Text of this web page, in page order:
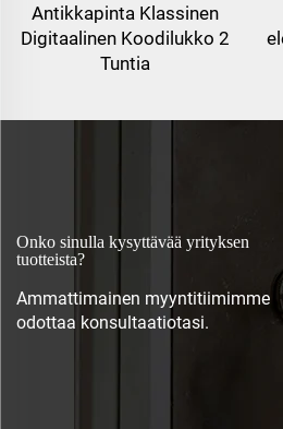
Antikkapinta Klassinen
Digitaalinen Koodilukko 2
Tuntia
Onko sinulla kysyttävää yrityksen
tuotteista?
Ammattimainen myyntitiimimme
odottaa konsultaatiotasi.